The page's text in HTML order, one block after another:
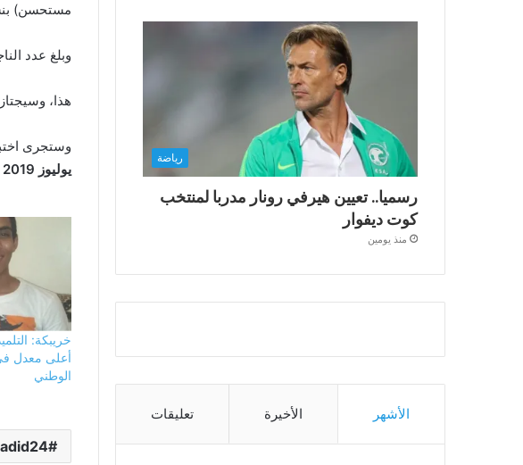
مستحسن)
وبلغ عدد
هذا،
وستجرى
يوليوز 2019
خريبكة:
أعلى معدل
الوطني
رياضة
رسميا.. تعيين هيرفي رونار مدربا لمنتخب
كوت ديفوار
منذ يومين
الأشهر الأخيرة تعليقات